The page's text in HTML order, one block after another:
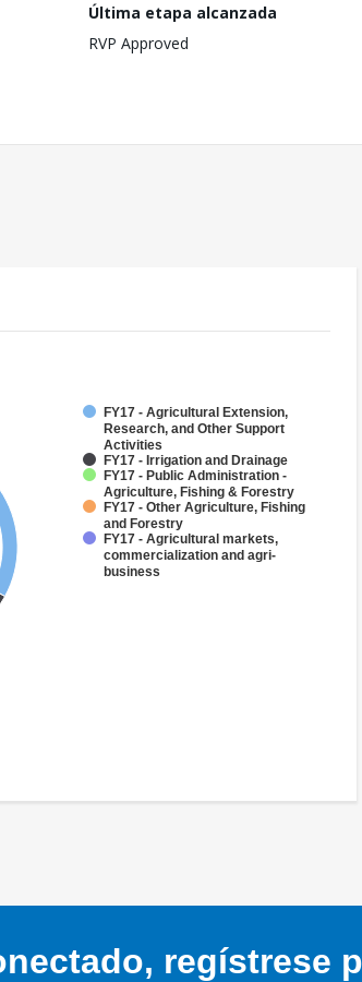
Última etapa alcanzada
RVP Approved
FY17 - Agricultural Extension,
Research, and Other Support
Activities
FY17 - Irrigation and Drainage
FY17 - Public Administration -
Agriculture, Fishing & Forestry
FY17 - Other Agriculture, Fishing
and Forestry
FY17 - Agricultural markets,
commercialization and agri-
business
regístrese